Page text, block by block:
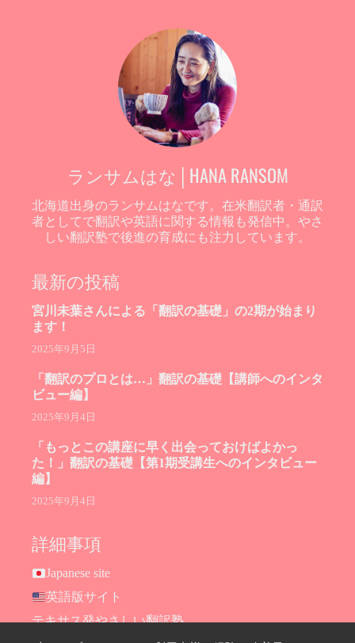
ランサムはな│HANA RANSOM
北海道出身のランサムはなです。在米翻訳者・通訳
者としてで翻訳や英語に関する情報も発信中。やさ
しい翻訳塾で後進の育成にも注力しています。
最新の投稿
宮川未葉さんによる「翻訳の基礎」の2期が始まり
ます！
2025年9月5日
「翻訳のプロとは…」翻訳の基礎【講師へのインタ
ビュー編】
2025年9月4日
「もっとこの講座に早く出会っておけばよかっ
た！」翻訳の基礎【第1期受講生へのインタビュー
編】
2025年9月4日
詳細事項
Japanese site
英語版サイト
テキサス発やさしい翻訳塾